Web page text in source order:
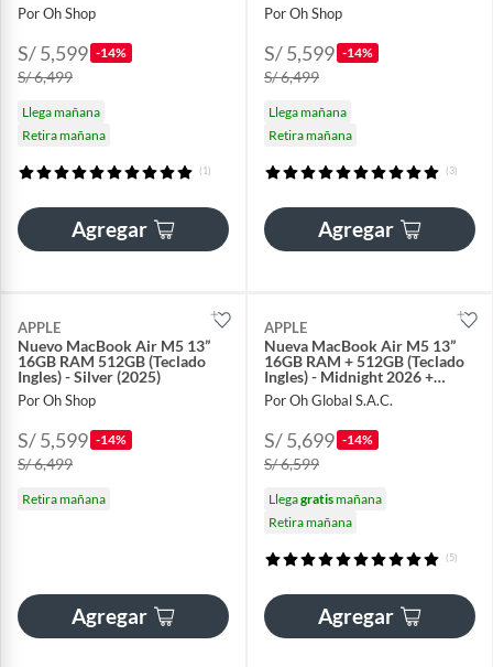
Por Oh Shop
S/ 5,599 -14%
S/ 6,499
Llega mañana
Retira mañana
(1)
Agregar
Por Oh Shop
S/ 5,599 -14%
S/ 6,499
Llega mañana
Retira mañana
(3)
Agregar
APPLE
Nuevo MacBook Air M5 13”
16GB RAM 512GB (Teclado
Ingles) - Silver (2025)
Por Oh Shop
S/ 5,599 -14%
S/ 6,499
Retira mañana
Agregar
APPLE
Nueva MacBook Air M5 13”
16GB RAM + 512GB (Teclado
Ingles) - Midnight 2026 +
Regalo
Por Oh Global S.A.C.
S/ 5,699 -14%
S/ 6,599
Llegagratismañana
Retira mañana
(5)
Agregar